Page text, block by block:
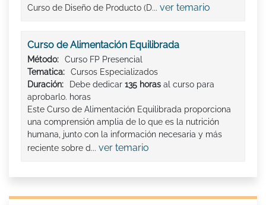
Curso de Diseño de Producto (D... ver temario
Curso de Alimentación Equilibrada
Método:
Curso FP Presencial
Tematica:
Cursos Especializados
Duración:
Debe dedicar 135 horas al curso para
aprobarlo. horas
Este Curso de Alimentación Equilibrada proporciona
una comprensión amplia de lo que es la nutrición
humana, junto con la información necesaria y más
reciente sobre d... ver temario